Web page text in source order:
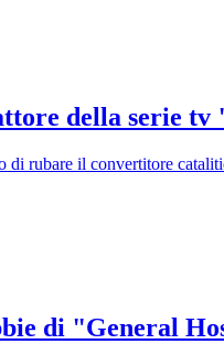
della serie
di rubare il convertitore
di "General